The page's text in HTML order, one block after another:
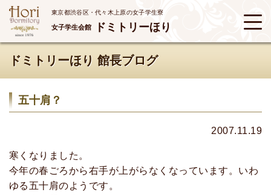
東京都渋谷区・代々木上原の女子学生寮
女子学生会館 ドミトリーほり
ドミトリーほり 館長ブログ
五十肩？
2007.11.19
寒くなりました。
今年の春ごろから右手が上がらなくなっています。いわ
ゆる五十肩のようです。